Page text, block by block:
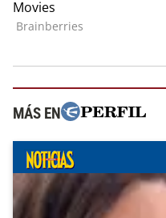
MÁS EN